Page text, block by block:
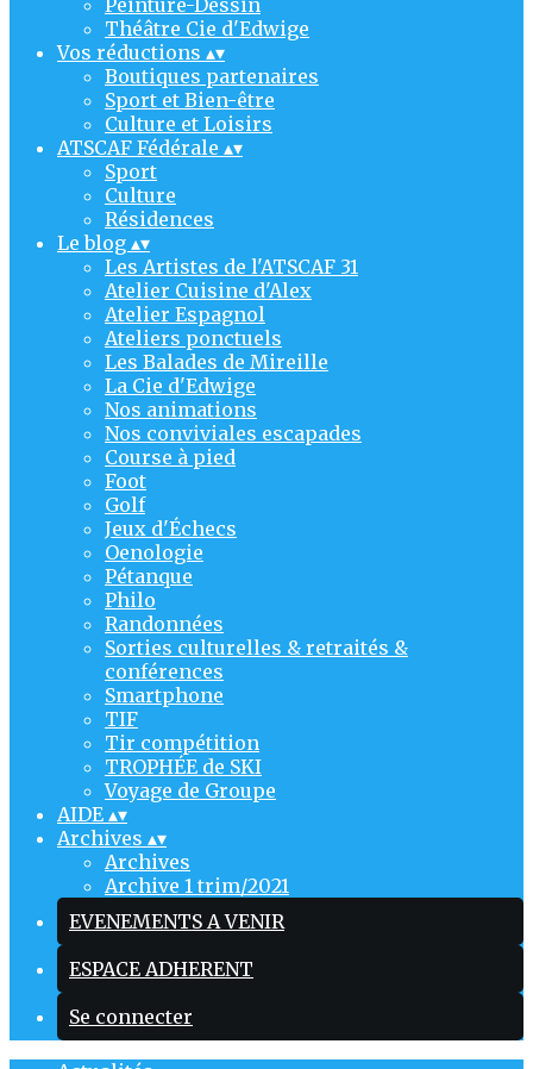
Peinture-Dessin
Théâtre Cie d'Edwige
Vos réductions ▴▾
Boutiques partenaires
Sport et Bien-être
Culture et Loisirs
ATSCAF Fédérale ▴▾
Sport
Culture
Résidences
Le blog ▴▾
Les Artistes de l'ATSCAF 31
Atelier Cuisine d'Alex
Atelier Espagnol
Ateliers ponctuels
Les Balades de Mireille
La Cie d'Edwige
Nos animations
Nos conviviales escapades
Course à pied
Foot
Golf
Jeux d'Échecs
Oenologie
Pétanque
Philo
Randonnées
Sorties culturelles & retraités &
conférences
Smartphone
TIF
Tir compétition
TROPHÉE de SKI
Voyage de Groupe
AIDE ▴▾
Archives ▴▾
Archives
Archive 1 trim/2021
EVENEMENTS A VENIR
ESPACE ADHERENT
Se connecter